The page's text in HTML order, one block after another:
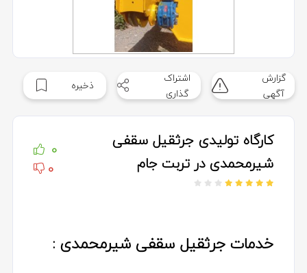
گزارش
آگهی
اشتراک
گذاری
ذخیره
کارگاه تولیدی جرثقیل سقفی
شیرمحمدی در تربت جام
0
0
خدمات جرثقیل سقفی شیرمحمدی :